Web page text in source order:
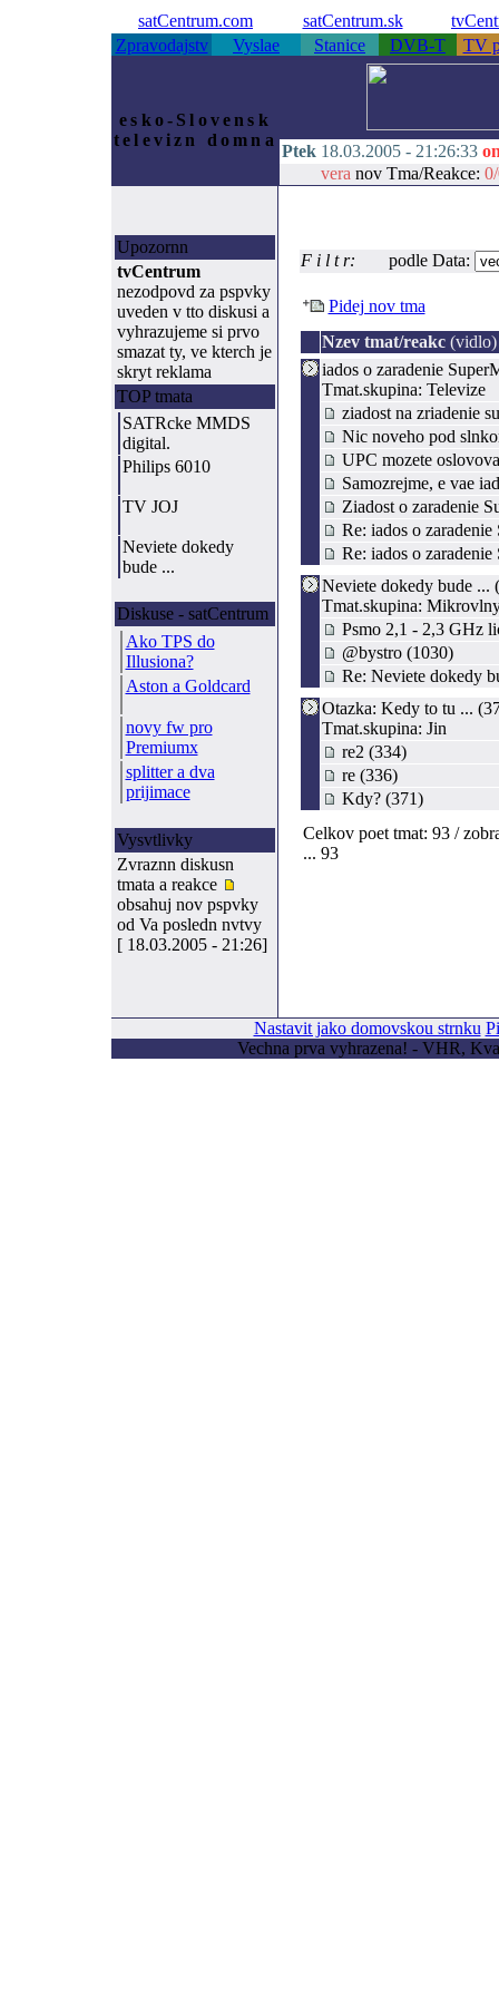
satCentrum.com satCentrum.sk
Zpravodajstv
Vyslae Stanice DVB-T TV
esko-Slovensk
televizn domna
Ptek 18.03.2005 - 21:26:33
vera nov Tma/Reakce:
Upozornn
tvCentrum
nezodpovd za pspvky
uveden v tto diskusi a
vyhrazujeme si prvo
smazat ty, ve kterch je
skryt reklama
TOP tmata
SATRcke MMDS
digital.
Philips 6010
TV JOJ
Neviete dokedy
bude ...
Diskuse - satCentrum
Ako TPS do
Illusiona?
Aston a Goldcard
novy fw pro
Premiumx
splitter a dva
prijimace
Vysvtlivky
Zvraznn diskusn
tmata a reakce
obsahuj nov pspvky
od Va posledn nvtvy
[ 18.03.2005 - 21:26]
F i l t r: podle Data:
Pidej nov tma
Nzev tmat/reakc(vidlo)
iados o zaradenie
Tmat.skupina: Televize
ziadost na zriadenie
Nic noveho pod
UPC mozete
Samozrejme, e vae
Ziadost o zaradenie
Re: iados o
Re: iados o
Neviete dokedy bude ...
Tmat.skupina:
Psmo 2,1 - 2,3 GHz
@bystro (1030)
Re: Neviete dokedy
Otazka: Kedy to tu ...
Tmat.skupina: Jin
re2 (334)
re (336)
Kdy? (371)
Celkov poet tmat: 93 /
... 93
Nastavit jako domovskou strnku
Vechna prva vyhrazena! - VHR,